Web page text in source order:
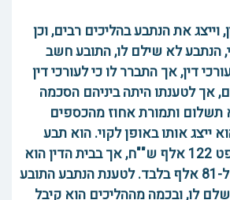
וייצג את הנתבע בהליכים רבים, וכן
הנתבע לא שילם לו, התובע חשב
דין, אך התברר לו כי לעורכי דין
אך לטענתו היתה ביניהם הסכמה
תשלום ותמורת אחוז מהכספים
ייצג אותו באופן לקוי. הוא תבע
בהתחלה בבית משפט 122 אלף ש""ח, אך בבית הדין הוא
הקטין את התביעה ל-81 אלף בלבד. לטענת הנתבע התובע
לו, ובכמה מההליכים הוא קיבל